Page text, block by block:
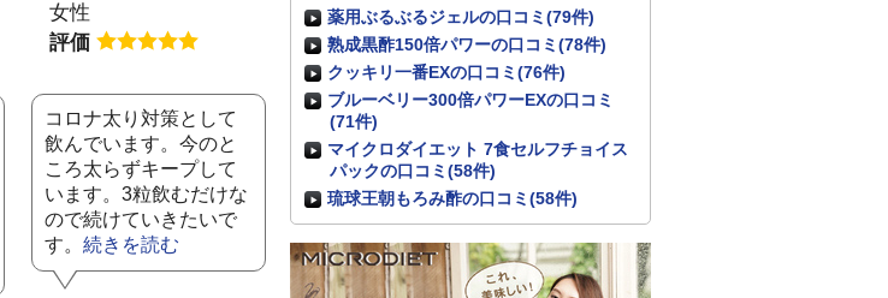
女性
評価
コロナ太り対策として
飲んでいます。今のと
ころ太らずキープして
います。3粒飲むだけな
ので続けていきたいで
す。 続きを読む
薬用ぶるぶるジェルの口コミ(79件)
熟成黒酢150倍パワーの口コミ(78件)
クッキリ一番EXの口コミ(76件)
ブルーベリー300倍パワーEXの口コミ
(71件)
マイクロダイエット 7食セルフチョイス
パックの口コミ(58件)
琉球王朝もろみ酢の口コミ(58件)